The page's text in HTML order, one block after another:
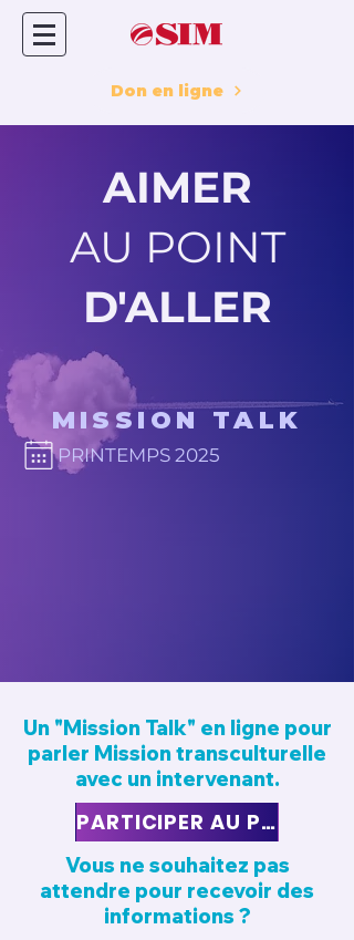
Don en ligne
AIMER
AU POINT
D'ALLER
MISSION TALK
PRINTEMPS 2025
Un "Mission Talk" en ligne pour
parler Mission transculturelle
avec un intervenant.
PARTICIPER AU PROCHAIN TALK
Vous ne souhaitez pas
attendre pour recevoir des
informations ?